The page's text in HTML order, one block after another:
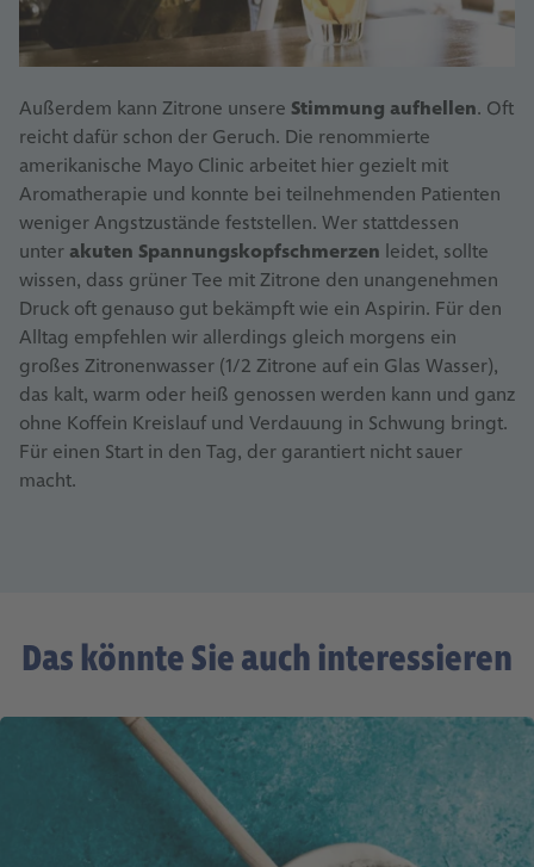
Außerdem kann Zitrone unsere Stimmung aufhellen. Oft
reicht dafür schon der Geruch. Die renommierte
amerikanische Mayo Clinic arbeitet hier gezielt mit
Aromatherapie und konnte bei teilnehmenden Patienten
weniger Angstzustände feststellen. Wer stattdessen
unter akuten Spannungskopfschmerzen leidet, sollte
wissen, dass grüner Tee mit Zitrone den unangenehmen
Druck oft genauso gut bekämpft wie ein Aspirin. Für den
Alltag empfehlen wir allerdings gleich morgens ein
großes Zitronenwasser (1/2 Zitrone auf ein Glas Wasser),
das kalt, warm oder heiß genossen werden kann und ganz
ohne Koffein Kreislauf und Verdauung in Schwung bringt.
Für einen Start in den Tag, der garantiert nicht sauer
macht.
Das könnte Sie auch interessieren